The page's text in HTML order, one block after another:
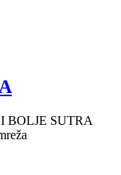
BOLJE SUTRA